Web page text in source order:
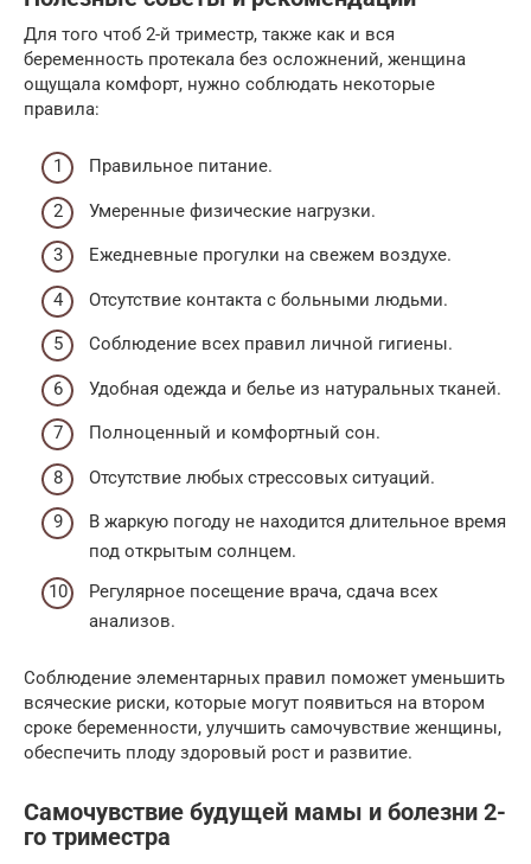
Для того чтоб 2-й триместр, также как и вся
беременность протекала без осложнений, женщина
ощущала комфорт, нужно соблюдать некоторые
правила:
Правильное питание.
Умеренные физические нагрузки.
Ежедневные прогулки на свежем воздухе.
Отсутствие контакта с больными людьми.
Соблюдение всех правил личной гигиены.
Удобная одежда и белье из натуральных тканей.
Полноценный и комфортный сон.
Отсутствие любых стрессовых ситуаций.
В жаркую погоду не находится длительное время
под открытым солнцем.
Регулярное посещение врача, сдача всех
анализов.
Соблюдение элементарных правил поможет уменьшить
всяческие риски, которые могут появиться на втором
сроке беременности, улучшить самочувствие женщины,
обеспечить плоду здоровый рост и развитие.
Самочувствие будущей мамы и болезни 2-
го триместра